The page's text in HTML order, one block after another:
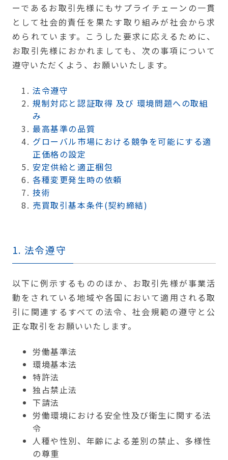
ーであるお取引先様にもサプライチェーンの一貫
として社会的責任を果たす取り組みが社会から求
められています。こうした要求に応えるために、
お取引先様におかれましても、次の事項について
遵守いただくよう、お願いいたします。
法令遵守
規制対応と認証取得 及び 環境問題への取組
み
最高基準の品質
グローバル市場における競争を可能にする適
正価格の設定
安定供給と適正梱包
各種変更発生時の依頼
技術
売買取引基本条件(契約締結)
1. 法令遵守
以下に例示するもののほか、お取引先様が事業活
動をされている地域や各国において適用される取
引に関連するすべての法令、社会規範の遵守と公
正な取引をお願いいたします。
労働基準法
環境基本法
特許法
独占禁止法
下請法
労働環境における安全性及び衛生に関する法
令
人種や性別、年齢による差別の禁止、多様性
の尊重